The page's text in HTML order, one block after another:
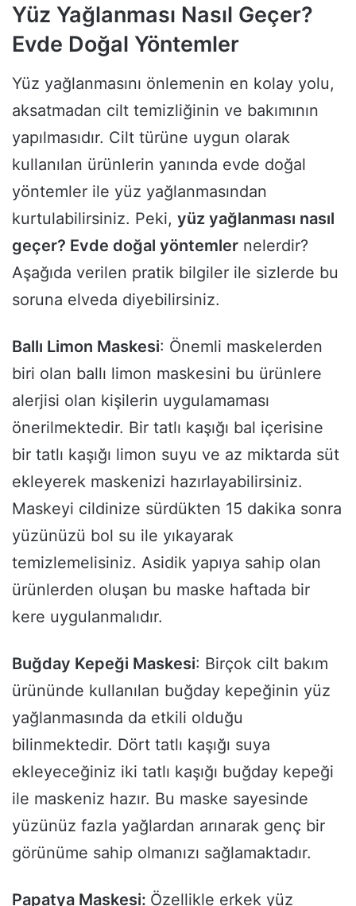
Yüz Yağlanması Nasıl Geçer?
Evde Doğal Yöntemler
Yüz yağlanmasını önlemenin en kolay yolu,
aksatmadan cilt temizliğinin ve bakımının
yapılmasıdır. Cilt türüne uygun olarak
kullanılan ürünlerin yanında evde doğal
yöntemler ile yüz yağlanmasından
kurtulabilirsiniz. Peki, yüz yağlanması nasıl
geçer? Evde doğal yöntemler nelerdir?
Aşağıda verilen pratik bilgiler ile sizlerde bu
soruna elveda diyebilirsiniz.
Ballı Limon Maskesi: Önemli maskelerden
biri olan ballı limon maskesini bu ürünlere
alerjisi olan kişilerin uygulamaması
önerilmektedir. Bir tatlı kaşığı bal içerisine
bir tatlı kaşığı limon suyu ve az miktarda süt
ekleyerek maskenizi hazırlayabilirsiniz.
Maskeyi cildinize sürdükten 15 dakika sonra
yüzünüzü bol su ile yıkayarak
temizlemelisiniz. Asidik yapıya sahip olan
ürünlerden oluşan bu maske haftada bir
kere uygulanmalıdır.
Buğday Kepeği Maskesi: Birçok cilt bakım
ürününde kullanılan buğday kepeğinin yüz
yağlanmasında da etkili olduğu
bilinmektedir. Dört tatlı kaşığı suya
ekleyeceğiniz iki tatlı kaşığı buğday kepeği
ile maskeniz hazır. Bu maske sayesinde
yüzünüz fazla yağlardan arınarak genç bir
görünüme sahip olmanızı sağlamaktadır.
Papatya Maskesi: Özellikle erkek yüz